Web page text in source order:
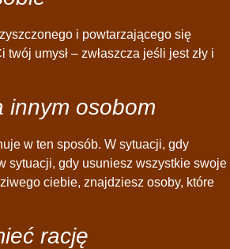
i powtarzającego się
umysł – zwłaszcza jeśli jest zły i
innym osobom
w ten sposób. W sytuacji, gdy
sytuacji, gdy usuniesz wszystkie swoje
ciebie, znajdziesz osoby, które
rację